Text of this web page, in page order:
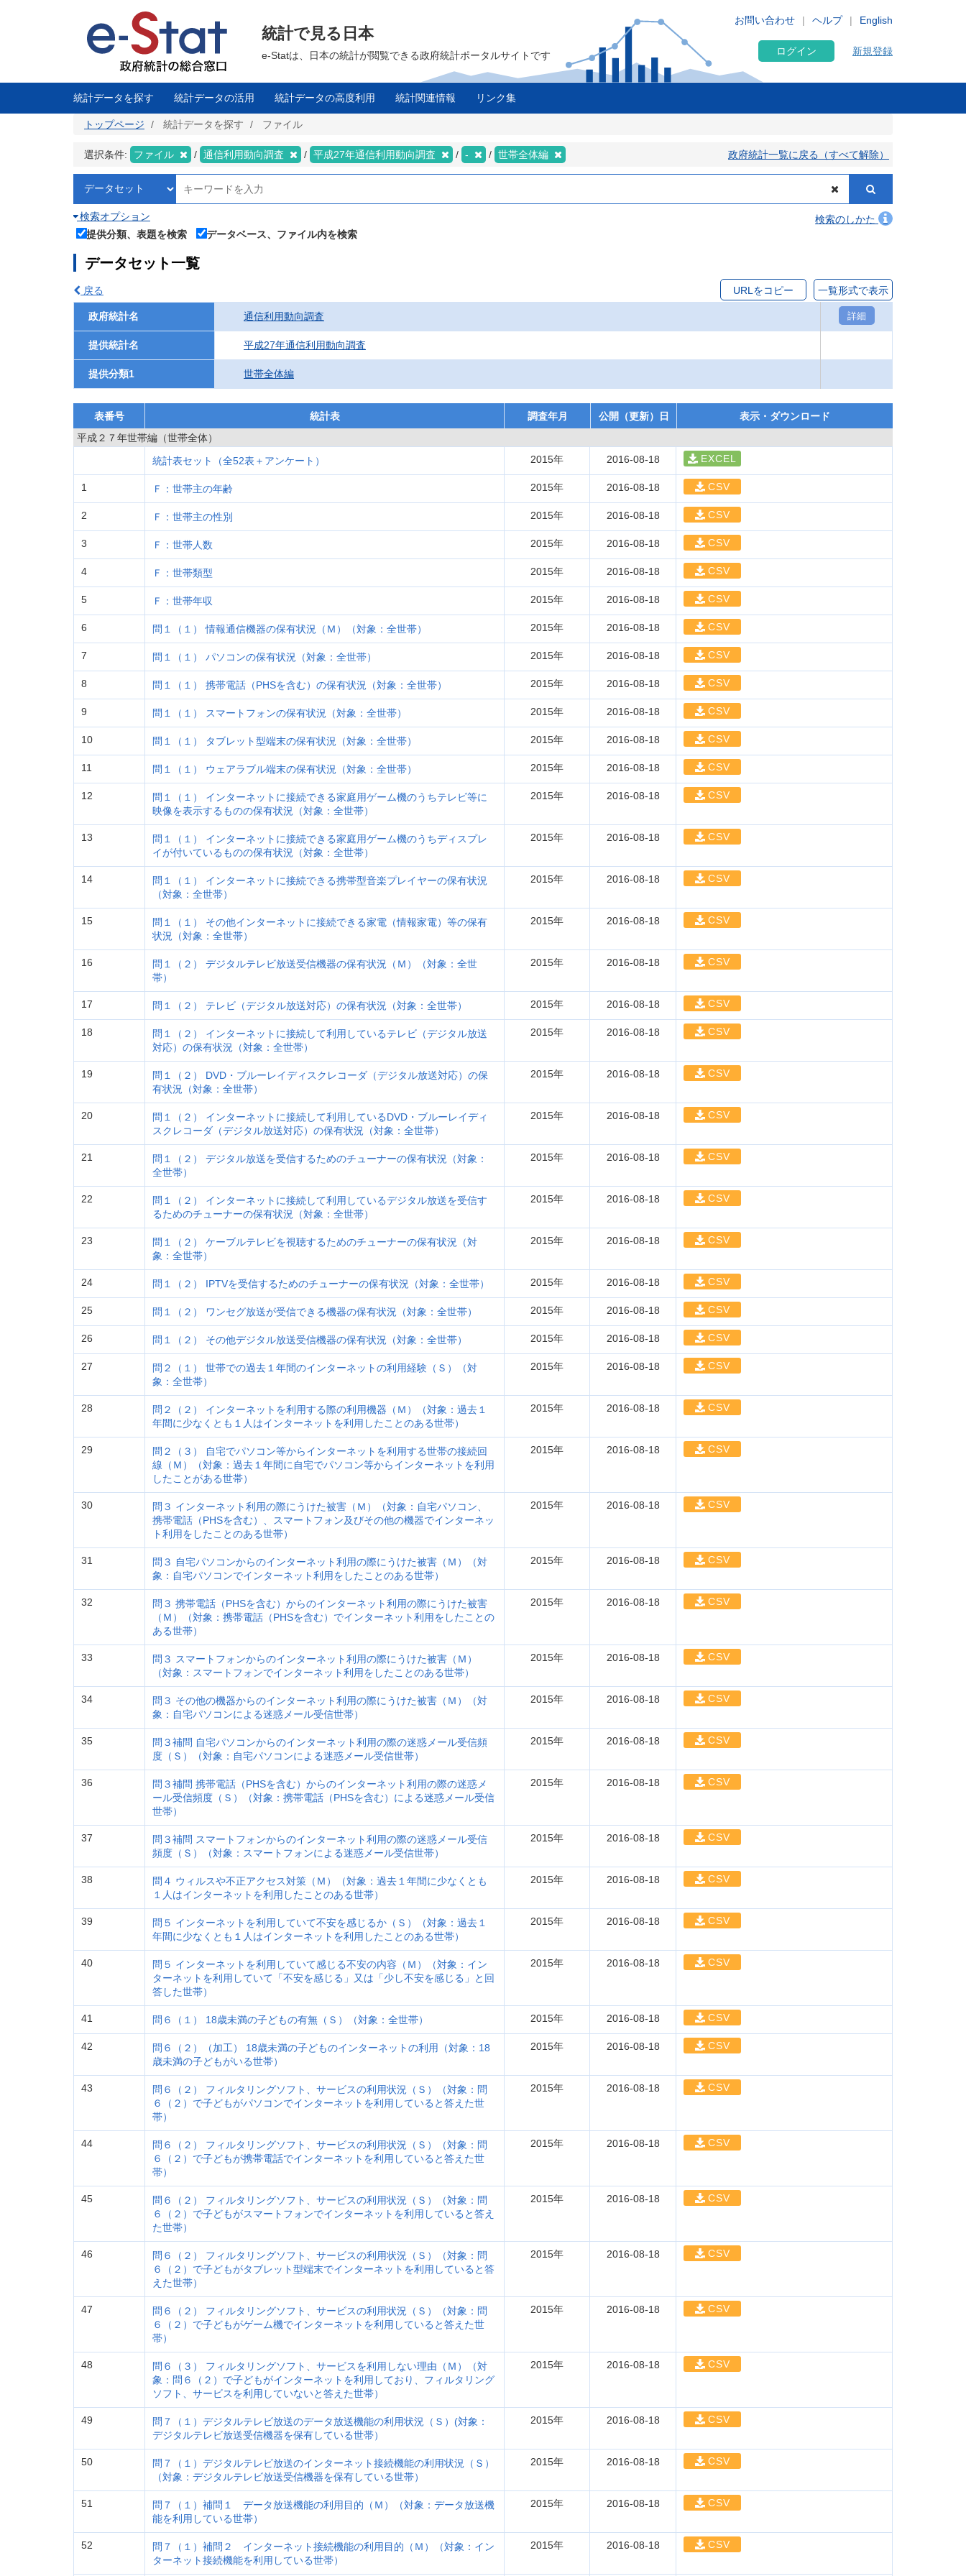
に
English
お問い合わせ ヘルプ
統計で見る日本
e-Statは、日本の統計が閲覧できる政府統計ポータルサイトです ログイン 新規登録
統計データを探す 統計データの活用 統計データの高度利用 統計関連情報 リンク集
トップページ 統計データを探す ファイル
選択条件: ファイル 通信利用動向調査 平成27年通信利用動向調査 - 世帯全体編 政府統計一覧に戻る（すべて解除）
検索オプション
検索のしかた
提供分類、表題を検索
データベース、ファイル内を検索
データセット一覧
戻る URLをコピー 一覧形式で表示
政府統計名 通信利用動向調査 詳細
提供統計名 平成27年通信利用動向調査
提供分類1 世帯全体編
表番号 統計表 調査年月 公開（更新）日
表示・ダウンロード
平成２７年世帯編（世帯全体）
統計表セット（全52表＋アンケート）
2015年 2016-08-18 EXCEL
1 Ｆ：世帯主の年齢 2015年 2016-08-18 CSV
2 Ｆ：世帯主の性別 2015年 2016-08-18 CSV
3 Ｆ：世帯人数 2015年 2016-08-18 CSV
4 Ｆ：世帯類型 2015年 2016-08-18 CSV
5 Ｆ：世帯年収 2015年 2016-08-18 CSV
6 問１（１） 情報通信機器の保有状況（Ｍ）（対象：全世帯） 2015年 2016-08-18 CSV
7 問１（１） パソコンの保有状況（対象：全世帯） 2015年 2016-08-18 CSV
8 問１（１） 携帯電話（PHSを含む）の保有状況（対象：全世帯） 2015年 2016-08-18 CSV
9 問１（１） スマートフォンの保有状況（対象：全世帯） 2015年 2016-08-18 CSV
10 問１（１） タブレット型端末の保有状況（対象：全世帯） 2015年 2016-08-18 CSV
11 問１（１） ウェアラブル端末の保有状況（対象：全世帯） 2015年 2016-08-18 CSV
12
問１（１） インターネットに接続できる家庭用ゲーム機のうちテレビ等に
映像を表示するものの保有状況（対象：全世帯）
2015年 2016-08-18 CSV
13
問１（１） インターネットに接続できる家庭用ゲーム機のうちディスプレ
イが付いているものの保有状況（対象：全世帯）
2015年 2016-08-18 CSV
14
問１（１） インターネットに接続できる携帯型音楽プレイヤーの保有状況
（対象：全世帯）
2015年 2016-08-18 CSV
15
問１（１） その他インターネットに接続できる家電（情報家電）等の保有
状況（対象：全世帯）
2015年 2016-08-18 CSV
16
問１（２） デジタルテレビ放送受信機器の保有状況（Ｍ）（対象：全世
帯）
2015年 2016-08-18 CSV
17 問１（２） テレビ（デジタル放送対応）の保有状況（対象：全世帯） 2015年 2016-08-18 CSV
18
問１（２） インターネットに接続して利用しているテレビ（デジタル放送
対応）の保有状況（対象：全世帯）
2015年 2016-08-18 CSV
19
問１（２） DVD・ブルーレイディスクレコーダ（デジタル放送対応）の保
有状況（対象：全世帯）
2015年 2016-08-18 CSV
20
問１（２） インターネットに接続して利用しているDVD・ブルーレイディ
スクレコーダ（デジタル放送対応）の保有状況（対象：全世帯）
2015年 2016-08-18 CSV
21
問１（２） デジタル放送を受信するためのチューナーの保有状況（対象：
全世帯）
2015年 2016-08-18 CSV
22
問１（２） インターネットに接続して利用しているデジタル放送を受信す
るためのチューナーの保有状況（対象：全世帯）
2015年 2016-08-18 CSV
23
問１（２） ケーブルテレビを視聴するためのチューナーの保有状況（対
象：全世帯）
2015年 2016-08-18 CSV
24 問１（２） IPTVを受信するためのチューナーの保有状況（対象：全世帯） 2015年 2016-08-18 CSV
25 問１（２） ワンセグ放送が受信できる機器の保有状況（対象：全世帯） 2015年 2016-08-18 CSV
26 問１（２） その他デジタル放送受信機器の保有状況（対象：全世帯） 2015年 2016-08-18 CSV
27
問２（１） 世帯での過去１年間のインターネットの利用経験（Ｓ）（対
象：全世帯）
2015年 2016-08-18 CSV
28
問２（２） インターネットを利用する際の利用機器（Ｍ）（対象：過去１
年間に少なくとも１人はインターネットを利用したことのある世帯）
2015年 2016-08-18 CSV
29
問２（３） 自宅でパソコン等からインターネットを利用する世帯の接続回
線（Ｍ）（対象：過去１年間に自宅でパソコン等からインターネットを利用
したことがある世帯）
2015年 2016-08-18 CSV
30
問３ インターネット利用の際にうけた被害（Ｍ）（対象：自宅パソコン、
携帯電話（PHSを含む）、スマートフォン及びその他の機器でインターネッ
ト利用をしたことのある世帯）
2015年 2016-08-18 CSV
31
問３ 自宅パソコンからのインターネット利用の際にうけた被害（Ｍ）（対
象：自宅パソコンでインターネット利用をしたことのある世帯）
2015年 2016-08-18 CSV
32
問３ 携帯電話（PHSを含む）からのインターネット利用の際にうけた被害
（Ｍ）（対象：携帯電話（PHSを含む）でインターネット利用をしたことの
ある世帯）
2015年 2016-08-18 CSV
33
問３ スマートフォンからのインターネット利用の際にうけた被害（Ｍ）
（対象：スマートフォンでインターネット利用をしたことのある世帯）
2015年 2016-08-18 CSV
34
問３ その他の機器からのインターネット利用の際にうけた被害（Ｍ）（対
象：自宅パソコンによる迷惑メール受信世帯）
2015年 2016-08-18 CSV
35
問３補問 自宅パソコンからのインターネット利用の際の迷惑メール受信頻
度（Ｓ）（対象：自宅パソコンによる迷惑メール受信世帯）
2015年 2016-08-18 CSV
36
問３補問 携帯電話（PHSを含む）からのインターネット利用の際の迷惑メ
ール受信頻度（Ｓ）（対象：携帯電話（PHSを含む）による迷惑メール受信
世帯）
2015年 2016-08-18 CSV
37
問３補問 スマートフォンからのインターネット利用の際の迷惑メール受信
頻度（Ｓ）（対象：スマートフォンによる迷惑メール受信世帯）
2015年 2016-08-18 CSV
38
問４ ウィルスや不正アクセス対策（Ｍ）（対象：過去１年間に少なくとも
１人はインターネットを利用したことのある世帯）
2015年 2016-08-18 CSV
39
問５ インターネットを利用していて不安を感じるか（Ｓ）（対象：過去１
年間に少なくとも１人はインターネットを利用したことのある世帯）
2015年 2016-08-18 CSV
40
問５ インターネットを利用していて感じる不安の内容（Ｍ）（対象：イン
ターネットを利用していて「不安を感じる」又は「少し不安を感じる」と回
答した世帯）
2015年 2016-08-18 CSV
41 問６（１） 18歳未満の子どもの有無（Ｓ）（対象：全世帯） 2015年 2016-08-18 CSV
42
問６（２）（加工） 18歳未満の子どものインターネットの利用（対象：18
歳未満の子どもがいる世帯）
2015年 2016-08-18 CSV
43
問６（２） フィルタリングソフト、サービスの利用状況（Ｓ）（対象：問
６（２）で子どもがパソコンでインターネットを利用していると答えた世
帯）
2015年 2016-08-18 CSV
44
問６（２） フィルタリングソフト、サービスの利用状況（Ｓ）（対象：問
６（２）で子どもが携帯電話でインターネットを利用していると答えた世
帯）
2015年 2016-08-18 CSV
45
問６（２） フィルタリングソフト、サービスの利用状況（Ｓ）（対象：問
６（２）で子どもがスマートフォンでインターネットを利用していると答え
た世帯）
2015年 2016-08-18 CSV
46
問６（２） フィルタリングソフト、サービスの利用状況（Ｓ）（対象：問
６（２）で子どもがタブレット型端末でインターネットを利用していると答
えた世帯）
2015年 2016-08-18 CSV
47
問６（２） フィルタリングソフト、サービスの利用状況（Ｓ）（対象：問
６（２）で子どもがゲーム機でインターネットを利用していると答えた世
帯）
2015年 2016-08-18 CSV
48
問６（３） フィルタリングソフト、サービスを利用しない理由（Ｍ）（対
象：問６（２）で子どもがインターネットを利用しており、フィルタリング
ソフト、サービスを利用していないと答えた世帯）
2015年 2016-08-18 CSV
49
問７（１）デジタルテレビ放送のデータ放送機能の利用状況（Ｓ）(対象：
デジタルテレビ放送受信機器を保有している世帯）
2015年 2016-08-18 CSV
50
問７（１）デジタルテレビ放送のインターネット接続機能の利用状況（Ｓ）
（対象：デジタルテレビ放送受信機器を保有している世帯）
2015年 2016-08-18 CSV
51
問７（１）補問１ データ放送機能の利用目的（Ｍ）（対象：データ放送機
能を利用している世帯）
2015年 2016-08-18 CSV
52
問７（１）補問２ インターネット接続機能の利用目的（Ｍ）（対象：イン
ターネット接続機能を利用している世帯）
2015年 2016-08-18 CSV